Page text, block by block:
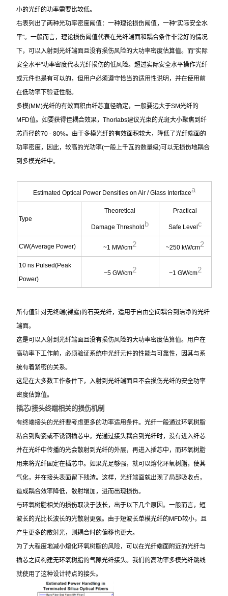
小的光纤的功率需要比较低。
右表列出了两种光功率密度阈值：一种理论损伤阈值，一种"实际安全水
平"。一般而言，理论损伤阈值代表在光纤端面和耦合条件非常好的情况
下，可以入射到光纤端面且没有损伤风险的大功率密度估算值。而"实际
安全水平"功率密度代表光纤损伤的低风险。超过实际安全水平操作光纤
或元件也是有可以的，但用户必须遵守恰当的适用性说明，并在使用前
在低功率下验证性能。
多模(MM)光纤的有效面积由纤芯直径确定，一般要远大于SM光纤的
MFD值。如要获得佳耦合效果，Thorlabs建议光束的光斑大小聚焦到纤
芯直径的70 - 80%。由于多模光纤的有效面积较大，降低了光纤端面的
功率密度，因此，较高的光功率(一般上千瓦的数量级)可以无损伤地耦合
到多模光纤中。
Estimated Optical Power Densities on Air / Glass Interfacea
Type
Theoretical
Damage Threshold b
Practical
Safe Level c
CW(Average Power) ~1 MW/cm2 ~250 kW/cm2
10 ns Pulsed(Peak
Power)
~5 GW/cm2 ~1 GW/cm2
所有值针对无终端(裸露)的石英光纤，适用于自由空间耦合到洁净的光纤
端面。
这是可以入射到光纤端面且没有损伤风险的大功率密度估算值。用户在
高功率下工作前，必须验证系统中光纤元件的性能与可靠性，因其与系
统有着紧密的关系。
这是在大多数工作条件下，入射到光纤端面且不会损伤光纤的安全功率
密度估算值。
插芯/接头终端相关的损伤机制
有终端接头的光纤要考虑更多的功率适用条件。光纤一般通过环氧树脂
粘合到陶瓷或不锈钢插芯中。光通过接头耦合到光纤时，没有进入纤芯
并在光纤中传播的光会散射到光纤的外层，再进入插芯中，而环氧树脂
用来将光纤固定在插芯中。如果光足够强，就可以熔化环氧树脂，使其
气化，并在接头表面留下残渣。这样，光纤端面就出现了局部吸收点，
造成耦合效率降低，散射增加，进而出现损伤。
与环氧树脂相关的损伤取决于波长，出于以下几个原因。一般而言，短
波长的光比长波长的光散射更强。由于短波长单模光纤的MFD较小，且
产生更多的散射光，则耦合时的偏移也更大。
为了大程度地减小熔化环氧树脂的风险，可以在光纤端面附近的光纤与
插芯之间构建无环氧树脂的气隙光纤接头。我们的高功率多模光纤跳线
就使用了这种设计特点的接头。